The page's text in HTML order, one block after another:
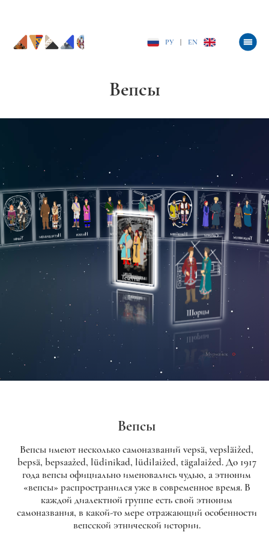
РУ EN
Вепсы
Вепсы
Вепсы имеют несколько самоназваний vepsä, vepsläižed,
bepsä, bepsaažed, lüdinikad, lüdilaižed, tägalaižed. До 1917
года вепсы официально именовались чудью, а этноним
«вепсы» распространился уже в современное время. В
каждой диалектной группе есть свой этноним
самоназвания, в какой-то мере отражающий особенности
вепсской этнической истории.